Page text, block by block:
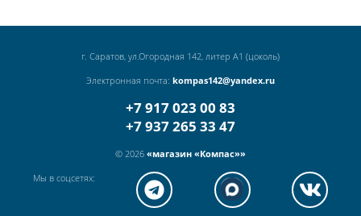
г. Саратов, ул.Огородная 142, литер А1 (цоколь)
Электронная почта: kompas142@yandex.ru
+7 917 023 00 83
+7 937 265 33 47
© 2026 «магазин «Компас»»
Мы в соцсетях: